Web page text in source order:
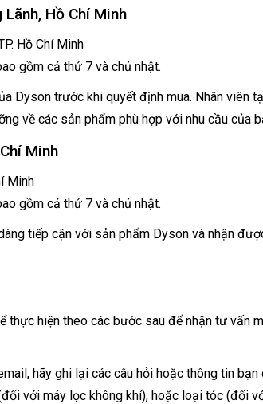
Hồ Chí Minh
Hồ Chí Minh
gồm cả thứ 7 và chủ nhật.
Dyson trước khi quyết định mua. Nhân viên
về các sản phẩm phù hợp với nhu cầu của
Minh
Minh
gồm cả thứ 7 và chủ nhật.
tiếp cận với sản phẩm Dyson và nhận
thực hiện theo các bước sau để nhận tư vấn
hãy ghi lại các câu hỏi hoặc thông tin bạn
với máy lọc không khí), hoặc loại tóc (đối